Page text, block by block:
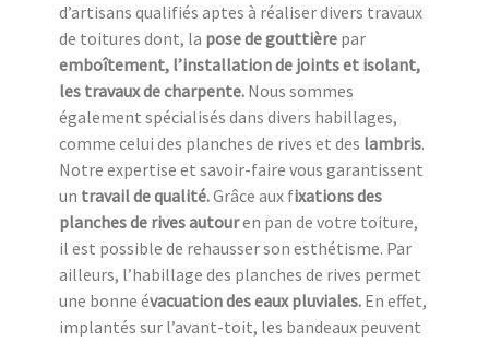
d’artisans qualifiés aptes à réaliser divers travaux
de toitures dont, la pose de gouttière par
emboîtement, l’installation de joints et isolant,
les travaux de charpente. Nous sommes
également spécialisés dans divers habillages,
comme celui des planches de rives et des lambris.
Notre expertise et savoir-faire vous garantissent
un travail de qualité.Grâce aux fixations des
planches de rives autouren pan de votre toiture,
il est possible de rehausser son esthétisme. Par
ailleurs, l’habillage des planches de rives permet
une bonne évacuation des eaux pluviales. En effet,
implantés sur l’avant-toit, les bandeaux peuvent